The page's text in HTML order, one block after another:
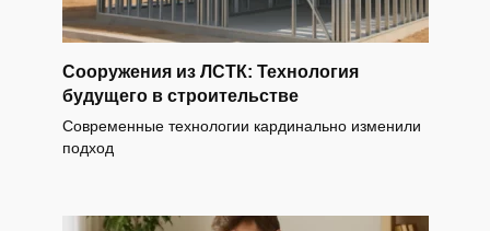
Сооружения из ЛСТК: Технология
будущего в строительстве
Современные технологии кардинально изменили
подход